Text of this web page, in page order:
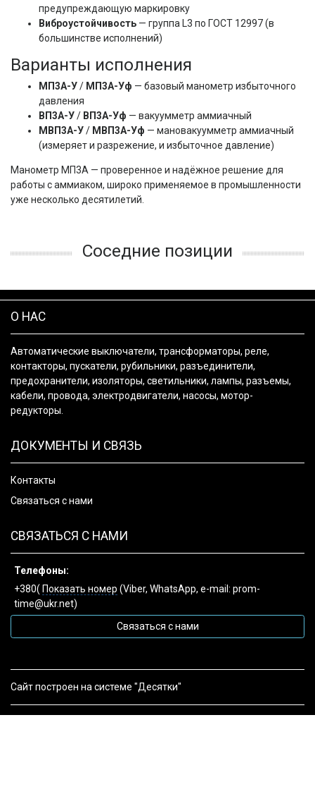
предупреждающую маркировку
Виброустойчивость — группа L3 по ГОСТ 12997 (в
большинстве исполнений)
Варианты исполнения
МП3А-У/ МП3А-Уф — базовый манометр избыточного
давления
ВП3А-У/ ВП3А-Уф — вакуумметр аммиачный
МВП3А-У/ МВП3А-Уф — мановакуумметр аммиачный
(измеряет и разрежение, и избыточное давление)
Манометр МП3А — проверенное и надёжное решение для
работы с аммиаком, широко применяемое в промышленности
уже несколько десятилетий.
Соседние позиции
О НАС
Автоматические выключатели, трансформаторы, реле,
контакторы, пускатели, рубильники, разъединители,
предохранители, изоляторы, светильники, лампы, разъемы,
кабели, провода, электродвигатели, насосы, мотор-
редукторы.
ДОКУМЕНТЫ И СВЯЗЬ
Контакты
Связаться с нами
СВЯЗАТЬСЯ С НАМИ
Телефоны:
+380( Показать номер (Viber, WhatsApp, e-mail: prom-
time@ukr.net)
Связаться с нами
Сайт построен на системе "Десятки"